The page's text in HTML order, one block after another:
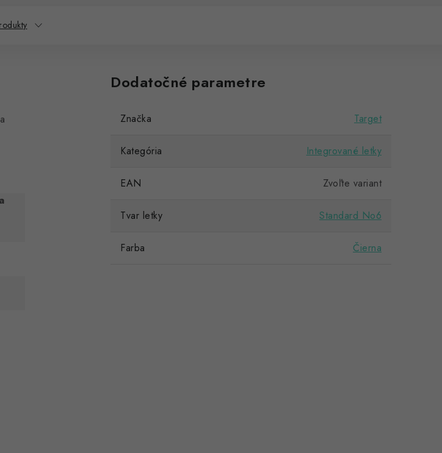
Dodatočné parametre
Značka Target
Kategória Integrované letky
EAN Zvoľte variant
Tvar letky Standard No6
Farba Čierna